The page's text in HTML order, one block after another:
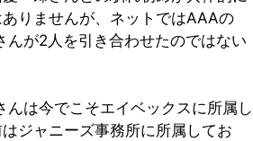
りませんが、ネットではAAAの
んが2人を引き合わせたのではない
んは今でこそエイベックスに所属し
ジャニーズ事務所に所属してお